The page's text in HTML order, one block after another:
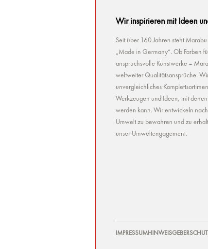
Wir inspirieren mit Ideen
Seit über 160 Jahren steht
„Made in Germany“. Ob Farben
anspruchsvolle Kunstwerke –
weltweiter Qualitätsansprüche.
unvergleichliches
Werkzeugen und Ideen, mit
werden kann. Wir entwickeln
Umwelt zu bewahren und zu
unser Umweltengagement.
IMPRESSUM